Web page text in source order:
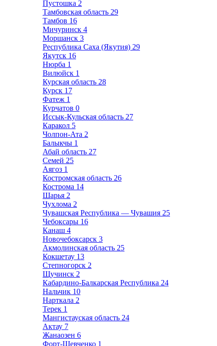
Пустошка 2
Тамбовская область 29
Тамбов 16
Мичуринск 4
Моршанск 3
Республика Саха (Якутия) 29
Якутск 16
Нюрба 1
Вилюйск 1
Курская область 28
Курск 17
Фатеж 1
Курчатов 0
Иссык-Кульская область 27
Каракол 5
Чолпон-Ата 2
Балыкчы 1
Абай область 27
Семей 25
Аягоз 1
Костромская область 26
Кострома 14
Шарья 2
Чухлома 2
Чувашская Республика — Чувашия 25
Чебоксары 16
Канаш 4
Новочебоксарск 3
Акмолинская область 25
Кокшетау 13
Степногорск 2
Щучинск 2
Кабардино-Балкарская Республика 24
Нальчик 10
Нарткала 2
Терек 1
Мангистауская область 24
Актау 7
Жанаозен 6
Форт-Шевченко 1